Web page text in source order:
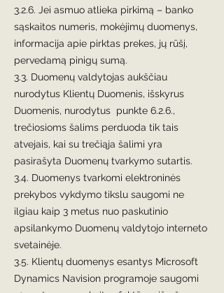
3.2.6. Jei asmuo atlieka pirkimą – banko
sąskaitos numeris, mokėjimų duomenys,
informacija apie pirktas prekes, jų rūšį,
pervedamą pinigų sumą.
3.3. Duomenų valdytojas aukščiau
nurodytus Klientų Duomenis, išskyrus
Duomenis, nurodytus punkte 6.2.6.,
trečiosioms šalims perduoda tik tais
atvejais, kai su trečiąja šalimi yra
pasirašyta Duomenų tvarkymo sutartis.
3.4. Duomenys tvarkomi elektroninės
prekybos vykdymo tikslu saugomi ne
ilgiau kaip 3 metus nuo paskutinio
apsilankymo Duomenų valdytojo interneto
svetainėje.
3.5. Klientų duomenys esantys Microsoft
Dynamics Navision programoje saugomi